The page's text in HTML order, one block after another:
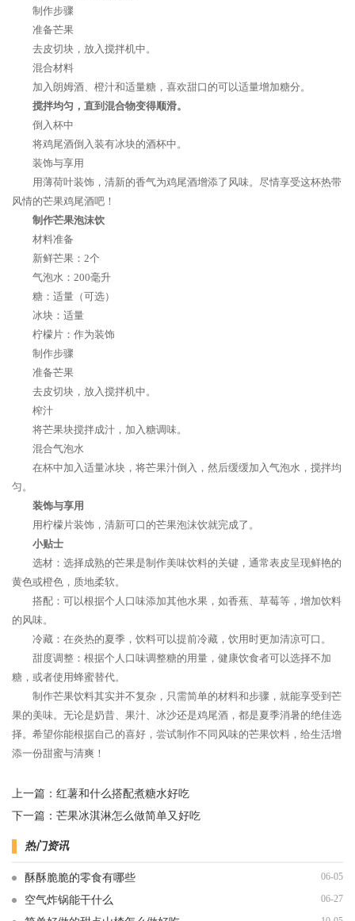
制作步骤
准备芒果
去皮切块，放入搅拌机中。
混合材料
加入朗姆酒、橙汁和适量糖，喜欢甜口的可以适量增加糖分。
搅拌均匀，直到混合物变得顺滑。
倒入杯中
将鸡尾酒倒入装有冰块的酒杯中。
装饰与享用
用薄荷叶装饰，清新的香气为鸡尾酒增添了风味。尽情享受这杯热带
风情的芒果鸡尾酒吧！
制作芒果泡沫饮
材料准备
新鲜芒果：2个
气泡水：200毫升
糖：适量（可选）
冰块：适量
柠檬片：作为装饰
制作步骤
准备芒果
去皮切块，放入搅拌机中。
榨汁
将芒果块搅拌成汁，加入糖调味。
混合气泡水
在杯中加入适量冰块，将芒果汁倒入，然后缓缓加入气泡水，搅拌均
匀。
装饰与享用
用柠檬片装饰，清新可口的芒果泡沫饮就完成了。
小贴士
选材：选择成熟的芒果是制作美味饮料的关键，通常表皮呈现鲜艳的
黄色或橙色，质地柔软。
搭配：可以根据个人口味添加其他水果，如香蕉、草莓等，增加饮料
的风味。
冷藏：在炎热的夏季，饮料可以提前冷藏，饮用时更加清凉可口。
甜度调整：根据个人口味调整糖的用量，健康饮食者可以选择不加
糖，或者使用蜂蜜替代。
制作芒果饮料其实并不复杂，只需简单的材料和步骤，就能享受到芒
果的美味。无论是奶昔、果汁、冰沙还是鸡尾酒，都是夏季消暑的绝佳选
择。希望你能根据自己的喜好，尝试制作不同风味的芒果饮料，给生活增
添一份甜蜜与清爽！
上一篇： 红薯和什么搭配煮糖水好吃
下一篇： 芒果冰淇淋怎么做简单又好吃
热门资讯
酥酥脆脆的零食有哪些 06-05
空气炸锅能干什么 06-27